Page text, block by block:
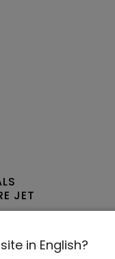
JET
in English?